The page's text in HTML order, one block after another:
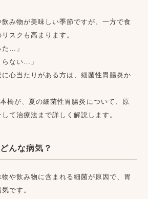
み物が美味しい季節ですが、一方で食
スクも高まります。
た…」
らない…」
心当たりがある方は、細菌性胃腸炎か
橋が、夏の細菌性胃腸炎について、原
て治療法まで詳しく解説します。
んな病気？
や飲み物に含まれる細菌が原因で、胃
です。